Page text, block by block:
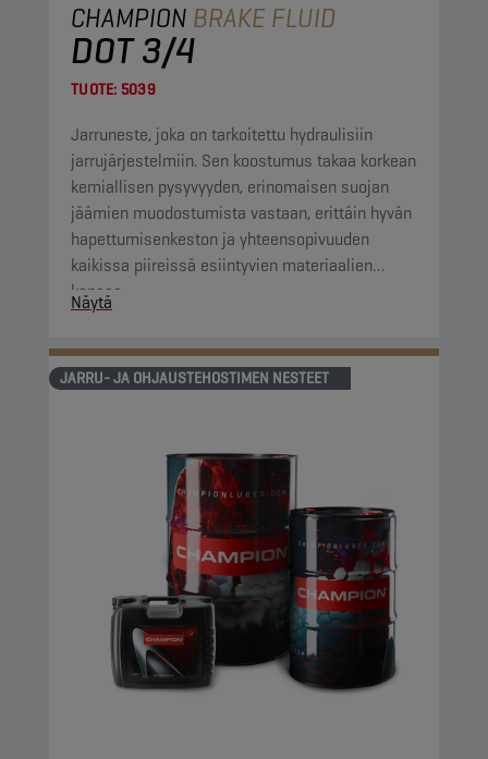
CHAMPION BRAKE FLUID
DOT 3/4
TUOTE: 5039
Jarruneste, joka on tarkoitettu hydraulisiin
jarrujärjestelmiin. Sen koostumus takaa korkean
kemiallisen pysyvyyden, erinomaisen suojan
jäämien muodostumista vastaan, erittäin hyvän
hapettumisenkeston ja yhteensopivuuden
kaikissa piireissä esiintyvien materiaalien
kanssa.
Näytä
JARRU- JA OHJAUSTEHOSTIMEN NESTEET